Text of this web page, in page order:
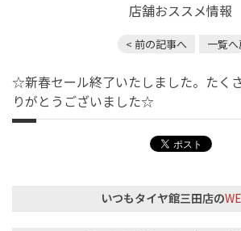
店舗おススメ情報
< 前の記事へ 一覧へ
☆新春セール終了いたしました。たく
りがとうございました☆
いつもタイヤ館三田店の